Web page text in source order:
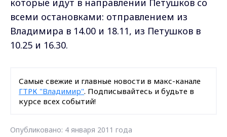
всеми остановками: отправлением из
Владимира в 14.00 и 18.11, из Петушков в
10.25 и 16.30.
Самые свежие и главные новости в макс-канале
ГТРК "Владимир". Подписывайтесь и будьте в
курсе всех событий!
Опубликовано: 4 января 2011 года